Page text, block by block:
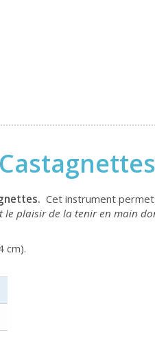
Cet instrument
le plaisir de la tenir en main
cm).